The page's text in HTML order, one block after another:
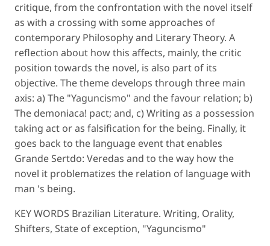
critique, from the confrontation with the novel itself
as with a crossing with some approaches of
contemporary Philosophy and Literary Theory. A
reflection about how this affects, mainly, the critic
position towards the novel, is also part of its
objective. The theme develops through three main
axis: a) The "Yaguncismo" and the favour relation; b)
The demoniaca! pact; and, c) Writing as a possession
taking act or as falsification for the being. Finally, it
goes back to the language event that enables
Grande Sertdo: Veredas and to the way how the
novel it problematizes the relation of language with
man 's being.
KEY WORDS Brazilian Literature. Writing, Orality,
Shifters, State of exception, "Yaguncismo"